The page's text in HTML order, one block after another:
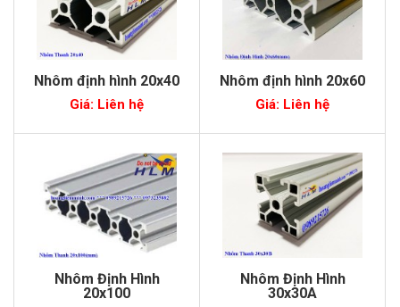
Nhôm định hình 20x40
Giá: Liên hệ
Nhôm định hình 20x60
Giá: Liên hệ
Nhôm Định Hình
20x100
Nhôm Định Hình
30x30A